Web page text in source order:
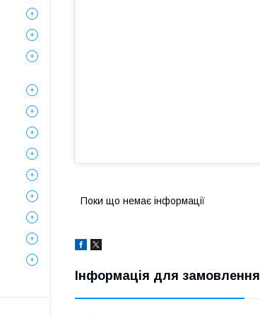
Поки що немає інформації
Інформація для замовлення